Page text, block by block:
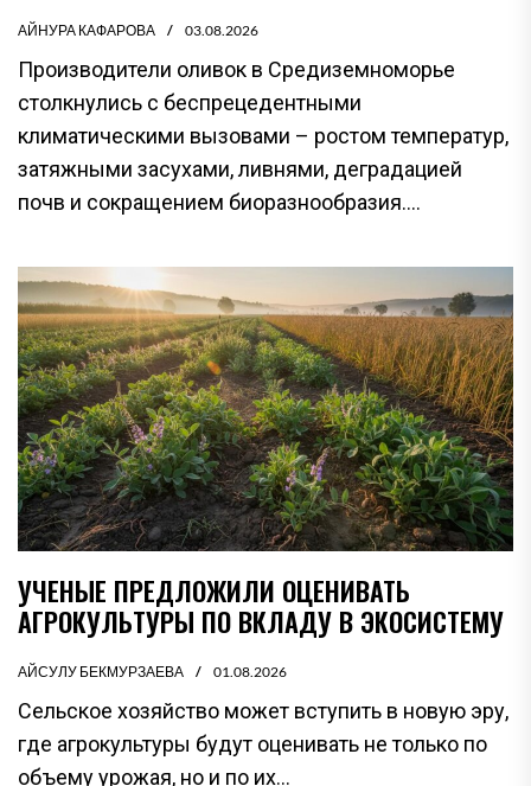
АЙНУРА КАФАРОВА 03.08.2026
Производители оливок в Средиземноморье
столкнулись с беспрецедентными
климатическими вызовами – ростом температур,
затяжными засухами, ливнями, деградацией
почв и сокращением биоразнообразия....
УЧЕНЫЕ ПРЕДЛОЖИЛИ ОЦЕНИВАТЬ
АГРОКУЛЬТУРЫ ПО ВКЛАДУ В ЭКОСИСТЕМУ
АЙСУЛУ БЕКМУРЗАЕВА 01.08.2026
Сельское хозяйство может вступить в новую эру,
где агрокультуры будут оценивать не только по
объему урожая, но и по их...